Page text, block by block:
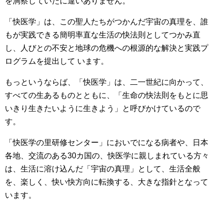
「快医学」は、この聖人たちがつかんだ宇宙の真理を、誰
もが実践できる簡明率直な生活の快法則としてつかみ直
し、人びとの不安と地球の危機への根源的な解決と実践プ
ログラムを提出して います。
もっというならば、「快医学」は、二一世紀に向かって、
すべての生あるものとともに、「生命の快法則をもとに思
いきり生きたいように生きよう」と呼びかけているので
す。
「快医学の里研修センター」においでになる病者や、日本
各地、交流のある30カ国の、快医学に親しまれている方々
は、生活に溶け込んだ「宇宙の真理」として、生活全般
を、楽しく、快い快方向に転換する、大きな指針となって
います。